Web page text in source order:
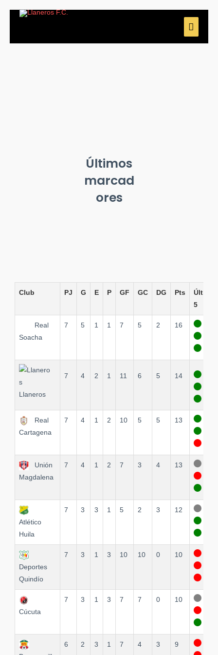
Últimos
marcad
ores
Club PJ G E P GF GC DG Pts
5
Real
Soacha
7 5 1 1 7 5 2 16
Llaneros
7 4 2 1 11 6 5 14
Real
Cartagena
7 4 1 2 10 5 5 13
Unión
Magdalena
7 4 1 2 7 3 4 13
Atlético
Huila
7 3 3 1 5 2 3 12
Deportes
Quindío
7 3 1 3 10 10 0 10
Cúcuta
7 3 1 3 7 7 0 10
6 2 3 1 7 4 3 9